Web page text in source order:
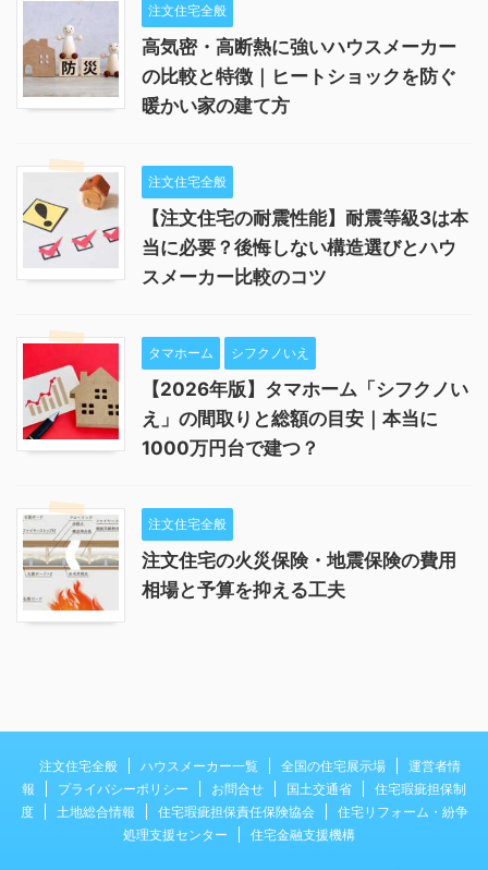
注文住宅全般
高気密・高断熱に強いハウスメーカー
の比較と特徴｜ヒートショックを防ぐ
暖かい家の建て方
注文住宅全般
【注文住宅の耐震性能】耐震等級3は本
当に必要？後悔しない構造選びとハウ
スメーカー比較のコツ
タマホーム シフクノいえ
【2026年版】タマホーム「シフクノい
え」の間取りと総額の目安｜本当に
1000万円台で建つ？
注文住宅全般
注文住宅の火災保険・地震保険の費用
相場と予算を抑える工夫
注文住宅全般 ハウスメーカー一覧 全国の住宅展示場
運営者情
報
プライバシーポリシー お問合せ 国土交通省
住宅瑕疵担保制
度
土地総合情報 住宅瑕疵担保責任保険協会
住宅リフォーム・紛争
処理支援センター
住宅金融支援機構